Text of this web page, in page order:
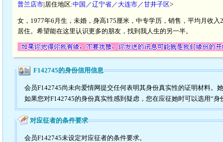
普兰店市|居住地区:中国／辽宁省／大连市／甘井子区>
女，1977年6月生，未婚，身高175厘米，中专学历，销售，平均月收
居住。希望能在这里认识更多的朋友，找到我人生的另一半。
F142745的身份信用信息
会员F142745尚未向爱情网提交任何表明其身份真实性的证明材料。
如果您对F142745的身份真实性感到疑虑，您在应征她时可以选用“身
对应征者的条件要求
会员F142745未设定对应征者的条件要求。